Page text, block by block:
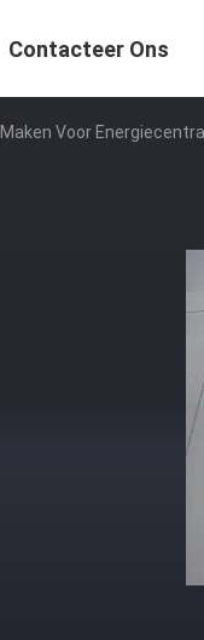
Contacteer Ons
Voor